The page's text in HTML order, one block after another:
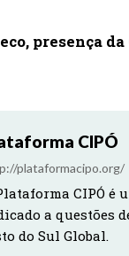
presença
CIPÓ
plataformacipo.org/
CIPÓ
a questões
do Sul Global.